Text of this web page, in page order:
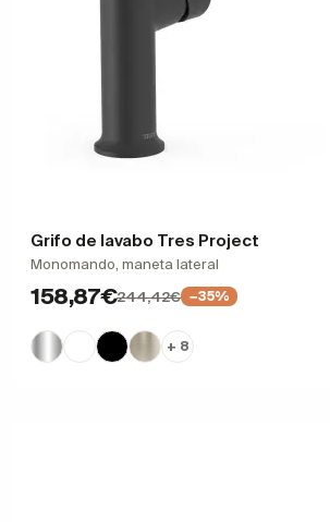
Grifo de lavabo Tres Project
Monomando, maneta lateral
158,87€244,42€ −35%
+ 8